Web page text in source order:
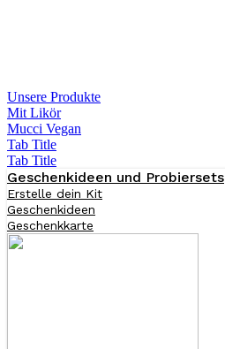
Unsere Produkte
Mit Likör
Mucci Vegan
Tab Title
Tab Title
Geschenkideen und Probiersets
Erstelle dein Kit
Geschenkideen
Geschenkkarte